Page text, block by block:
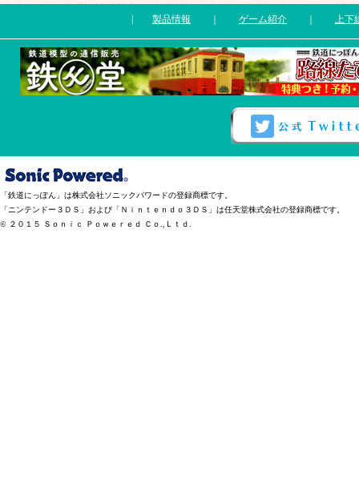
| 製品情報 ｜ ゲーム紹介 ｜ 上
「鉄道にっぽん」は株式会社ソニックパワードの登録商標です。
「ニンテンドー３ＤＳ」および「Ｎｉｎｔｅｎｄｏ３ＤＳ」は任天堂株式会社の登録商標です。
© ２０１５ Ｓｏｎｉｃ Ｐｏｗｅｒｅｄ Ｃｏ.,Ｌｔｄ.